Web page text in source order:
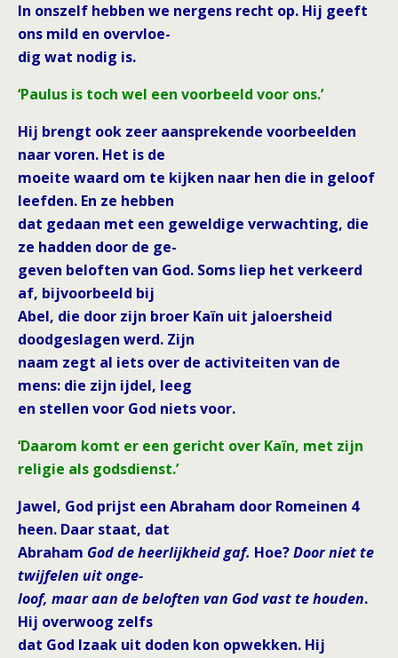
In onszelf hebben we nergens recht op. Hij geeft
ons mild en overvloe-
dig wat nodig is.
‘Paulus is toch wel een voorbeeld voor ons.’
Hij brengt ook zeer aansprekende voorbeelden
naar voren. Het is de
moeite waard om te kijken naar hen die in geloof
leefden. En ze hebben
dat gedaan met een geweldige verwachting, die
ze hadden door de ge-
geven beloften van God. Soms liep het verkeerd
af, bijvoorbeeld bij
Abel, die door zijn broer Kaïn uit jaloersheid
doodgeslagen werd. Zijn
naam zegt al iets over de activiteiten van de
mens: die zijn ijdel, leeg
en stellen voor God niets voor.
‘Daarom komt er een gericht over Kaïn, met zijn
religie als godsdienst.’
Jawel, God prijst een Abraham door Romeinen 4
heen. Daar staat, dat
Abraham God de heerlijkheid gaf. Hoe?Door niet te
twijfelen uit onge-
loof, maar aan de beloften van God vast te houden.
Hij overwoog zelfs
dat God Izaak uit doden kon opwekken. Hij